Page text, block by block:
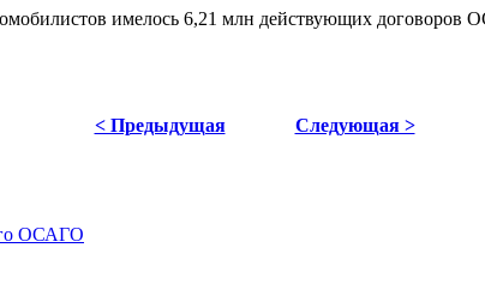
имелось 6,21 млн действующих договоров
< Предыдущая
Следующая >
ОСАГО